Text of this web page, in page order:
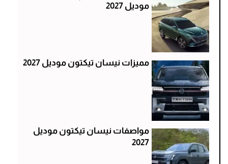
موديل 2027
مميزات نيسان تيكتون موديل 2027
مواصفات نيسان تيكتون موديل
2027